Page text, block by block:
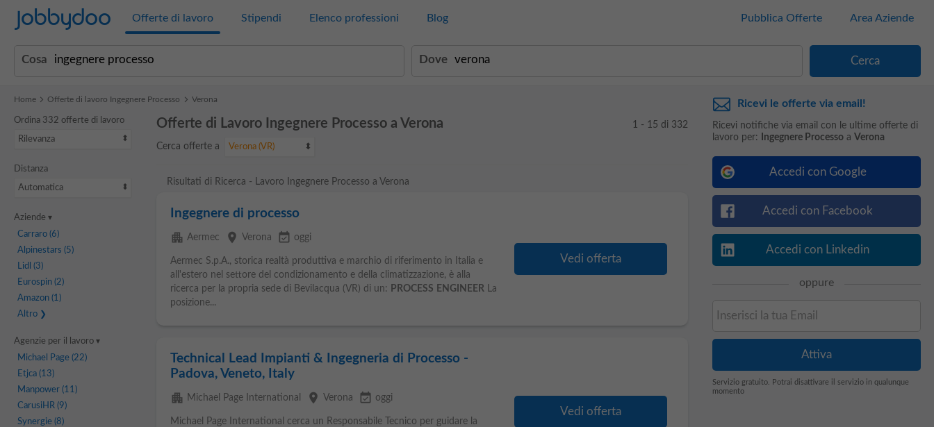
Jobbydoo Offerte di lavoro Stipendi Elenco professioni Blog Pubblica Offerte Area Aziende
Cosa Dove
Home Offerte di lavoro Ingegnere Processo Verona
Ordina 332 offerte di lavoro
Rilevanza
Distanza
Automatica
Aziende
Carraro(6)
Alpinestars (5)
Lidl (3)
Eurospin(2)
Amazon(1)
Altro
Agenzie per il lavoro
Michael Page(22)
Etjca(13)
Manpower(11)
CarusiHR(9)
Synergie(8)
Offerte di Lavoro Ingegnere Processo a Verona
Cerca offerte a Verona (VR)
1 - 15 di 332
Risultati di Ricerca - Lavoro Ingegnere Processo a Verona
Ingegnere di processo
apartment Aermec place Verona event_available oggi
Aermec S.p.A., storica realtà produttiva e marchio di riferimento in Italia e
all'estero nel settore del condizionamento e della climatizzazione, è alla
ricerca per la propria sede di Bevilacqua (VR) di un:
PROCESS ENGINEERLa
posizione...
Vedi offerta
Technical Lead Impianti & Ingegneria di Processo -
Padova, Veneto, Italy
apartment Michael Page International place Verona event_available oggi
Michael Page International cerca un Responsabile Tecnico per guidare la
Vedi offerta
Ricevi le offerte via email!
Ricevi notifiche via email con le ultime offerte di
lavoro per:
Ingegnere Processoa Verona
Accedi con Google
Accedi con Facebook
Accedi con Linkedin
oppure
Servizio gratuito. Potrai disattivare il servizio in qualunque
momento